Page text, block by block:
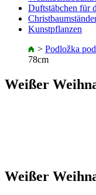
Duftstäbchen für
Kunstpflanzen
> Podložka
78cm
Weißer
Weißer